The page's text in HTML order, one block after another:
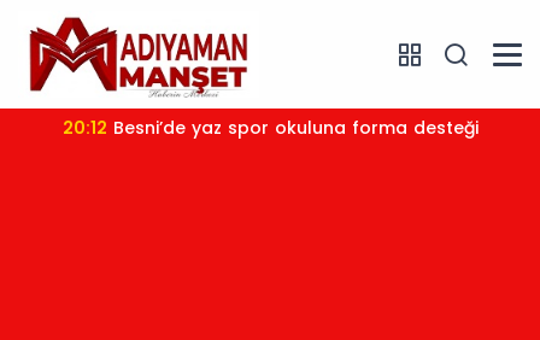
20:12 Besni’de yaz spor okuluna forma desteği